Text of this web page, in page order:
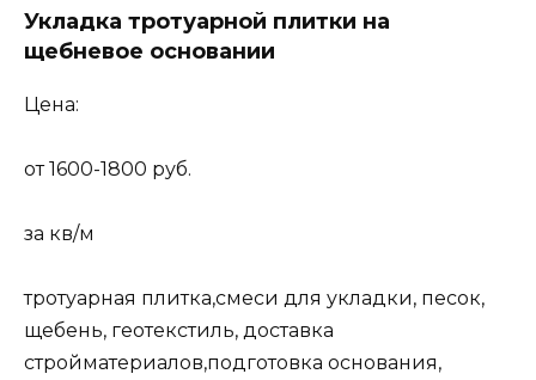
Укладка тротуарной плитки на
щебневое основании
Цена:
от 1600-1800 руб.
за кв/м
тротуарная плитка,смеси для укладки, песок,
щебень, геотекстиль, доставка
стройматериалов,подготовка основания,